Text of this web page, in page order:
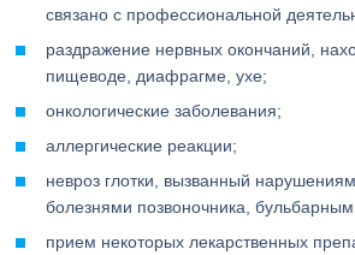
связано с профессиональной
раздражение нервных окончаний,
пищеводе, диафрагме, ухе;
онкологические заболевания;
аллергические реакции;
невроз глотки, вызванный
болезнями позвоночника,
прием некоторых лекарственных